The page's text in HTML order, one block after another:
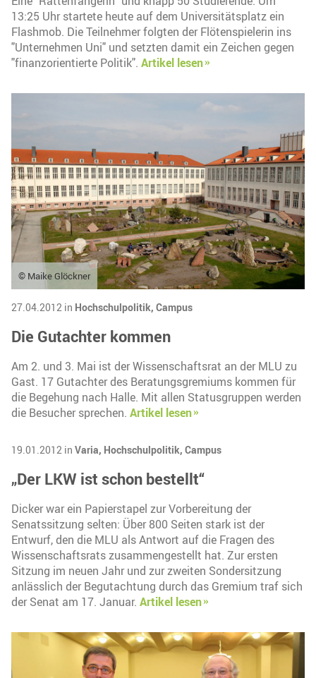
13:25 Uhr startete heute auf dem Universitätsplatz ein
Flashmob. Die Teilnehmer folgten der Flötenspielerin ins
"Unternehmen Uni" und setzten damit ein Zeichen gegen
"finanzorientierte Politik". Artikel lesen
© Maike Glöckner
27.04.2012 in Hochschulpolitik, Campus
Die Gutachter kommen
Am 2. und 3. Mai ist der Wissenschaftsrat an der MLU zu
Gast. 17 Gutachter des Beratungsgremiums kommen für
die Begehung nach Halle. Mit allen Statusgruppen werden
die Besucher sprechen. Artikel lesen
19.01.2012 in Varia, Hochschulpolitik, Campus
„Der LKW ist schon bestellt“
Dicker war ein Papierstapel zur Vorbereitung der
Senatssitzung selten: Über 800 Seiten stark ist der
Entwurf, den die MLU als Antwort auf die Fragen des
Wissenschaftsrats zusammengestellt hat. Zur ersten
Sitzung im neuen Jahr und zur zweiten Sondersitzung
anlässlich der Begutachtung durch das Gremium traf sich
der Senat am 17. Januar. Artikel lesen